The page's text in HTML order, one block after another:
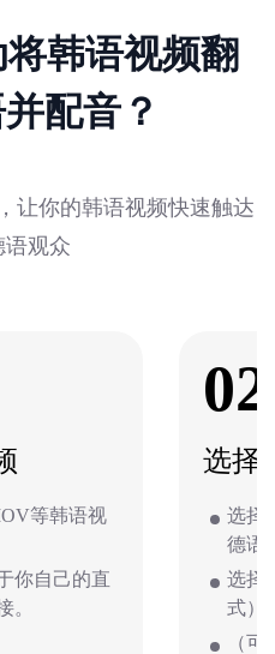
韩语视频翻
配音？
让你的韩语视频快速触达
语观众
等韩语视
你自己的直
。
02
选择
选择
德语
选择
式）
（